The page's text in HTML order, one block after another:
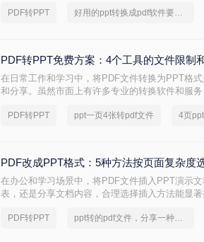
PDF转PPT 好用的ppt转换成pdf软件要和好朋友分享
PDF转PPT免费方案：4个工具的文件限制
在日常工作和学习中，将PDF文件转换为PPT格
和分享。虽然市面上有许多专业的转换软件和服
轻松实现格式转换。
PDF转PPT ppt一页4张转pdf文件 4页
PDF改成PPT格式：5种方法按页面复杂度
在办公和学习场景中，将PDF文件插入PPT演示
表，还是分享文档内容，合理选择插入方法能显
PDF转PPT ppt转的pdf文件，分享一种简单的方法